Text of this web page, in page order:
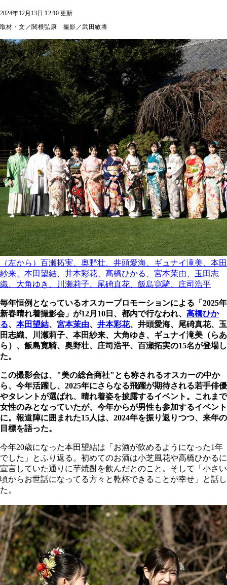
2024年12月13日 12:10 更新
取材・文／関根弘康 撮影／武田敏将
（左から）百瀬拓実、奥野壮、井頭愛海、ギュナイ滝美、本田
紗来、本田望結、井本彩花、髙橋ひかる、宮本茉由、玉田志
織、大角ゆき、川瀬莉子、尾碕真花、飯島寛騎、庄司浩平
毎年恒例となっているオスカープロモーションによる「2025年
新春晴れ着撮影会」が12月10日、都内で行なわれ、 髙橋ひか
る、 本田望結、 宮本茉由、 井本彩花、井頭愛海、尾碕真花、玉
田志織、川瀬莉子、本田紗来、大角ゆき、ギュナイ滝美（らあ
ら）、飯島寛騎、奥野壮、庄司浩平、百瀬拓実の15名が登場し
た。
この撮影会は、"美の総合商社"とも称されるオスカーの中か
ら、今年活躍し、2025年にさらなる飛躍が期待される若手俳優
やタレントが選ばれ、晴れ着姿を披露するイベント。これまで
女性のみとなっていたが、今年からが男性も参加するイベント
に。報道陣に囲まれた15人は、2024年を振り返りつつ、来年の
目標を語った。
今年20歳になった本田望結は「お酒が飲めるようになった1年
でした」とふり返る。初めてのお酒は小芝風花や高橋ひかるに
宣言していた通りに芋焼酎を飲んだとのこと。そして「小さい
頃からお世話になってる方々と乾杯できることが幸せ」と話し
た。